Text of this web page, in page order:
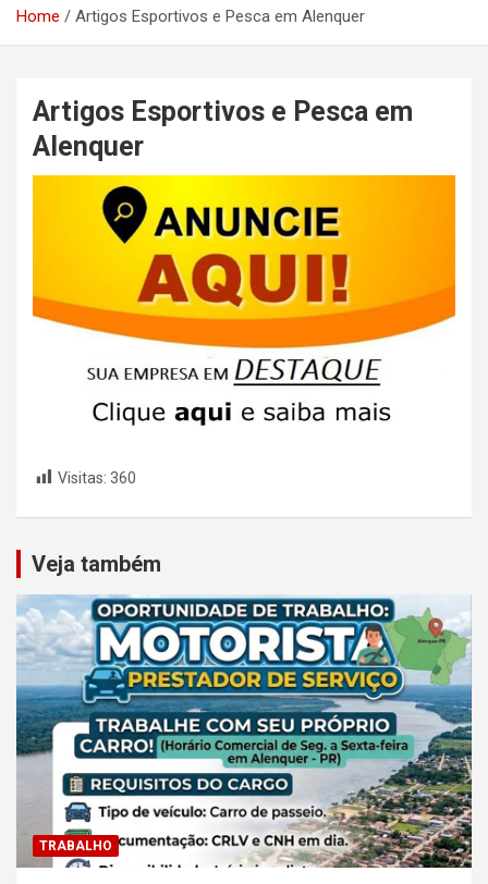
Home Artigos Esportivos e Pesca em Alenquer
Artigos Esportivos e Pesca em
Alenquer
Visitas: 360
Veja também
TRABALHO